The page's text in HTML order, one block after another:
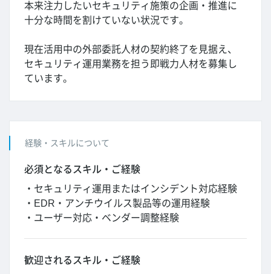
本来注力したいセキュリティ施策の企画・推進に
十分な時間を割けていない状況です。
現在活用中の外部委託人材の契約終了を見据え、
セキュリティ運用業務を担う即戦力人材を募集し
ています。
経験・スキルについて
必須となるスキル・ご経験
・セキュリティ運用またはインシデント対応経験
・EDR・アンチウイルス製品等の運用経験
・ユーザー対応・ベンダー調整経験
歓迎されるスキル・ご経験